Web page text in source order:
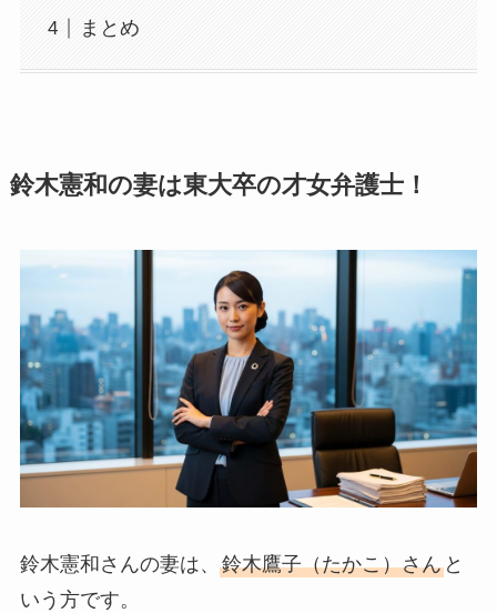
まとめ
鈴木憲和の妻は東大卒の才女弁護士！
鈴木憲和さんの妻は、 鈴木鷹子（たかこ）さんと
いう方です。